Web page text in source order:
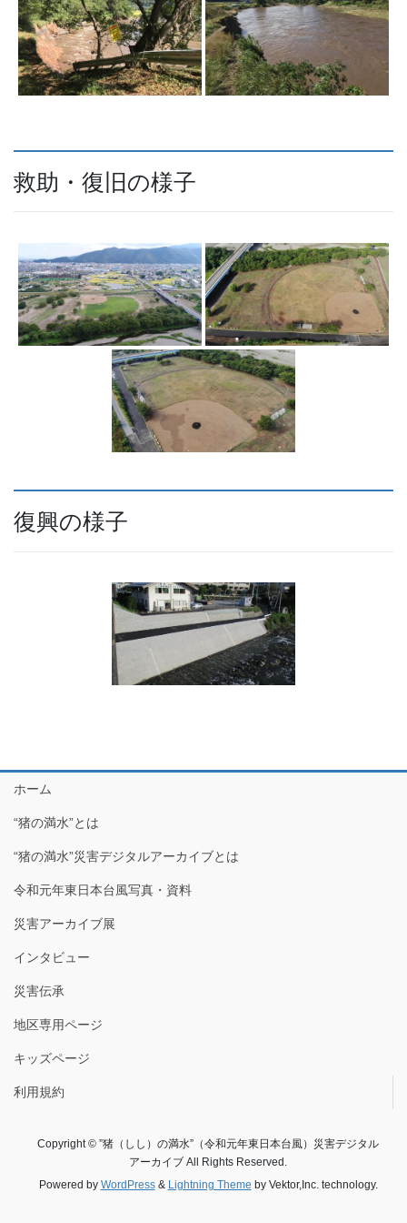
救助・復旧の様子
復興の様子
ホーム
“猪の満水”とは
“猪の満水”災害デジタルアーカイブとは
令和元年東日本台風写真・資料
災害アーカイブ展
インタビュー
災害伝承
地区専用ページ
キッズページ
利用規約
Copyright © ”猪（しし）の満水”（令和元年東日本台風）災害デジタル
アーカイブ All Rights Reserved.
Powered by WordPress& Lightning Theme by Vektor,Inc. technology.